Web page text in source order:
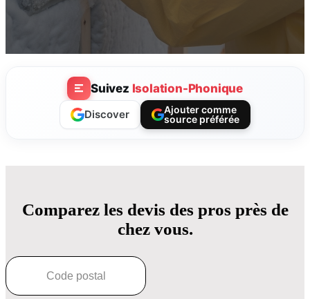
Suivez Isolation-Phonique
Discover
Ajouter comme
source préférée
Comparez les devis des pros près de
chez vous.